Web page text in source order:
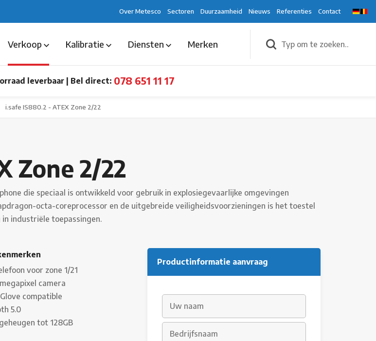
Over Metesco Sectoren Duurzaamheid Nieuws Referenties Contact
Verkoop Kalibratie Diensten Merken
leverbaar Bel direct: 078 651 11 17
i.safe IS880.2 - ATEX Zone 2/22
Zone 2/22
die speciaal is ontwikkeld voor gebruik in explosiegevaarlijke omgevingen
octa-coreprocessor en de uitgebreide veiligheidsvoorzieningen is het toestel
industriële toepassingen.
voor zone 1/21
camera
compatible
5.0
tot 128GB
Productinformatie aanvraag